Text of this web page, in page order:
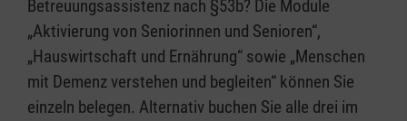
Betreuungsassistenz nach §53b? Die Module
„Aktivierung von Seniorinnen und Senioren“,
„Hauswirtschaft und Ernährung“ sowie „Menschen
mit Demenz verstehen und begleiten“ können Sie
einzeln belegen. Alternativ buchen Sie alle drei im